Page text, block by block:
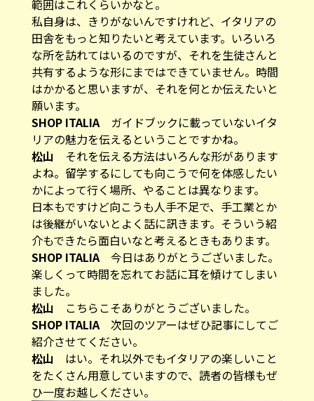
範囲はこれくらいかなと。
私自身は、きりがないんですけれど、イタリアの
田舎をもっと知りたいと考えています。いろいろ
な所を訪れてはいるのですが、それを生徒さんと
共有するような形にまではできていません。時間
はかかると思いますが、それを何とか伝えたいと
願います。
SHOP ITALIAガイドブックに載っていないイタ
リアの魅力を伝えるということですかね。
松山 それを伝える方法はいろんな形があります
よね。留学するにしても向こうで何を体感したい
かによって行く場所、やることは異なります。
日本もですけど向こうも人手不足で、手工業とか
は後継がいないとよく話に訊きます。そういう紹
介もできたら面白いなと考えるときもあります。
SHOP ITALIA今日はありがとうございました。
楽しくって時間を忘れてお話に耳を傾けてしまい
ました。
松山 こちらこそありがとうございました。
SHOP ITALIA次回のツアーはぜひ記事にしてご
紹介させてください。
松山 はい。それ以外でもイタリアの楽しいこと
をたくさん用意していますので、読者の皆様もぜ
ひ一度お越しください。